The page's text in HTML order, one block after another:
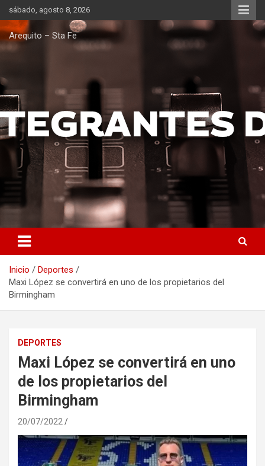
Saltar
al
contenido
sábado, agosto 8, 2026
Arequito – Sta Fe
Inicio
Deportes
Maxi López se convertirá en uno de los propietarios del
Birmingham
DEPORTES
Maxi López se convertirá en uno
de los propietarios del
Birmingham
20/07/2022